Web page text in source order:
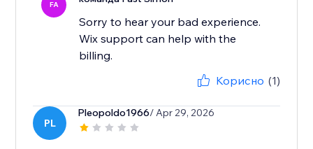
FA
Sorry to hear your bad experience.
Wix support can help with the
billing.
Корисно (1)
PL
Pleopoldo1966/ Apr 29, 2026